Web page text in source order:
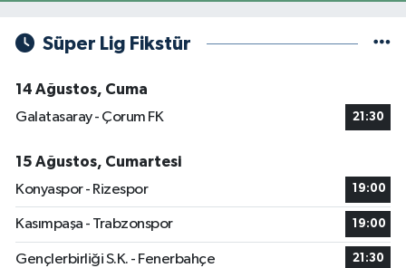
Süper Lig Fikstür
14 Ağustos, Cuma
Galatasaray - Çorum FK
21:30
15 Ağustos, Cumartesi
Konyaspor - Rizespor
19:00
Kasımpaşa - Trabzonspor 19:00
Gençlerbirliği S.K. - Fenerbahçe 21:30